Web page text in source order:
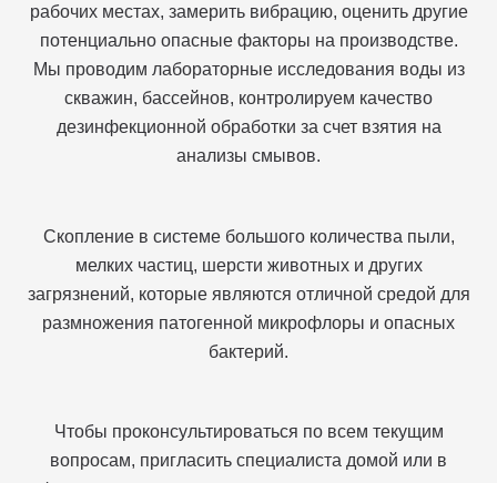
рабочих местах, замерить вибрацию, оценить другие
потенциально опасные факторы на производстве.
Мы проводим лабораторные исследования воды из
скважин, бассейнов, контролируем качество
дезинфекционной обработки за счет взятия на
анализы смывов.
Скопление в системе большого количества пыли,
мелких частиц, шерсти животных и других
загрязнений, которые являются отличной средой для
размножения патогенной микрофлоры и опасных
бактерий.
Чтобы проконсультироваться по всем текущим
вопросам, пригласить специалиста домой или в